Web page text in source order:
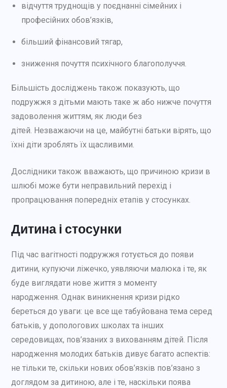
відчуття труднощів у поєднанні сімейних і
професійних обов’язків,
більший фінансовий тягар,
зниження почуття психічного благополуччя.
Більшість досліджень також показують, що
подружжя з дітьми мають таке ж або нижче почуття
задоволення життям, як люди без
дітей. Незважаючи на це, майбутні батьки вірять, що
їхні діти зроблять їх щасливими.
Дослідники також вважають, що причиною кризи в
шлюбі може бути неправильний перехід і
пропрацювання попередніх етапів у стосунках.
Дитина і стосунки
Під час вагітності подружжя готується до появи
дитини, купуючи ліжечко, уявляючи малюка і те, як
буде виглядати нове життя з моменту
народження. Однак виникнення кризи рідко
береться до уваги: це все ще табуйована тема серед
батьків, у допологових школах та інших
середовищах, пов’язаних з вихованням дітей. Після
народження молодих батьків дивує багато аспектів:
не тільки те, скільки нових обов’язків пов’язано з
доглядом за дитиною, але і те, наскільки поява